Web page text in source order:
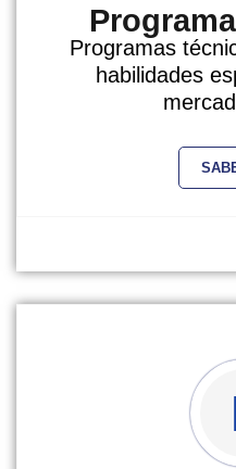
Programas
habilidades